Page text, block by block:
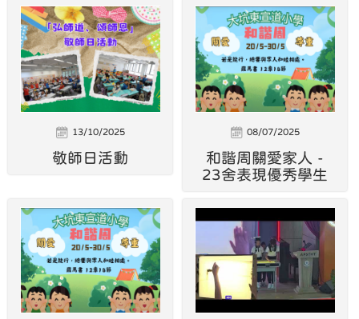
13/10/2025
敬師日活動
08/07/2025
和諧周關愛家人 -
23舍表現優秀學生